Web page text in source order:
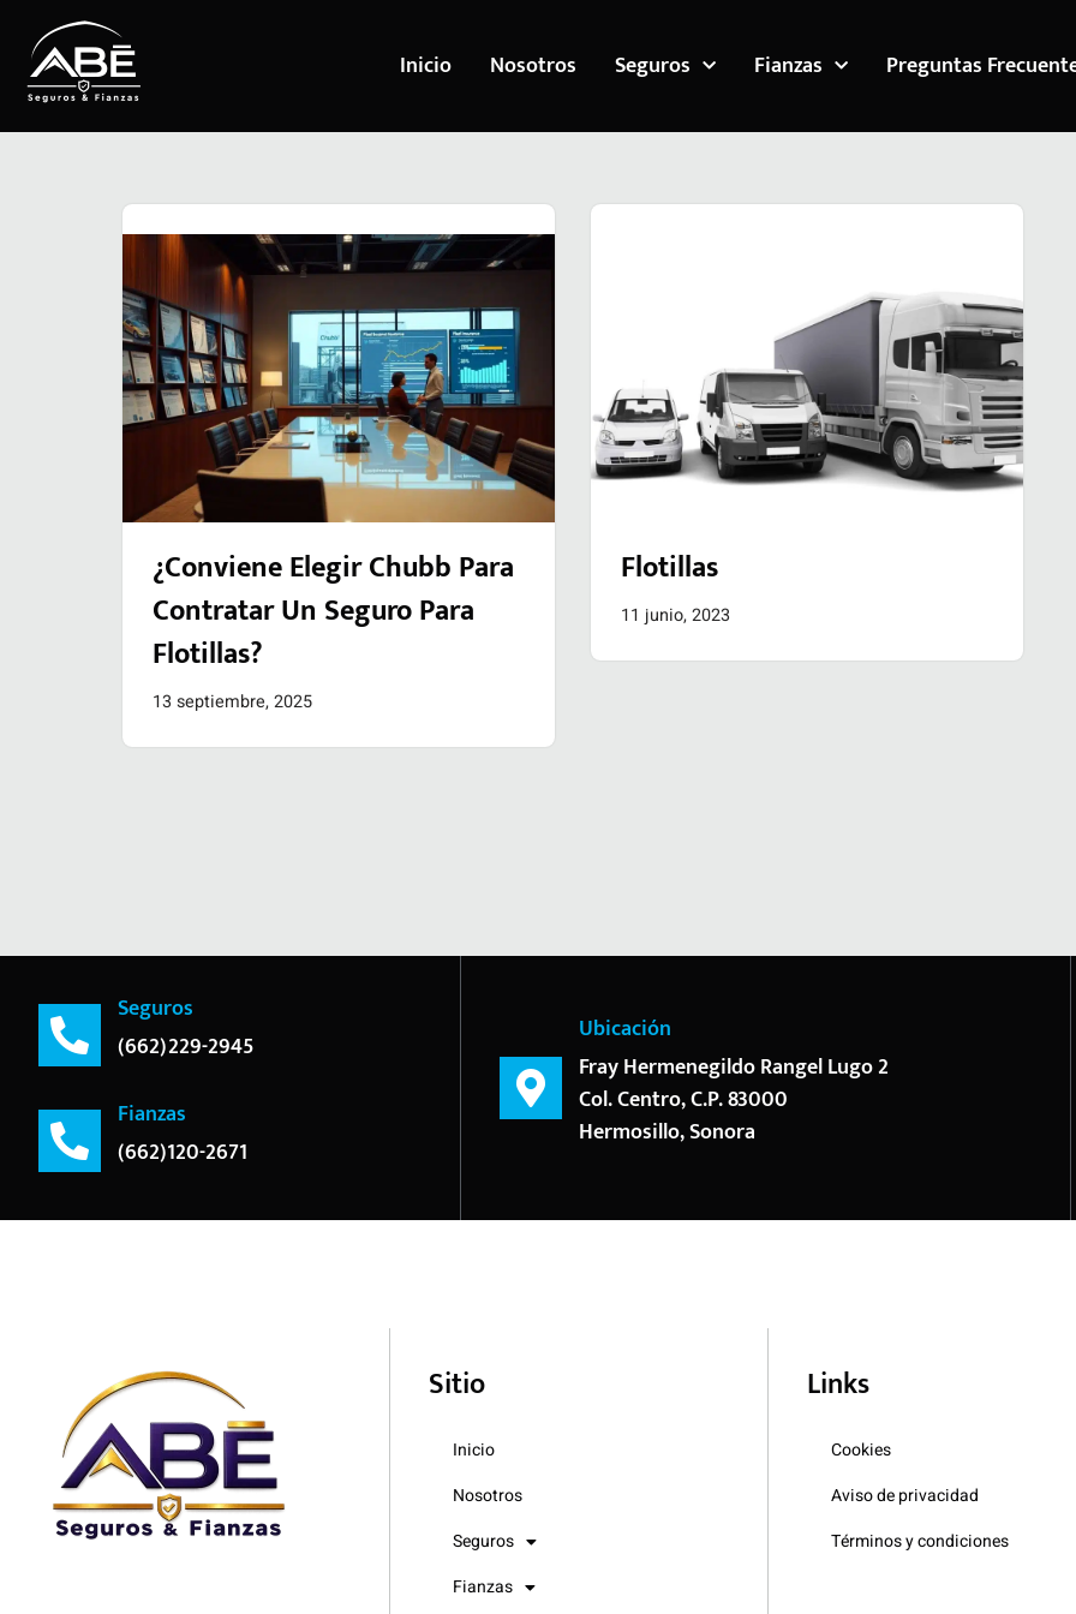
Saltar
al
Inicio Nosotros Seguros Fianzas Preguntas
¿Conviene Elegir Chubb Para
Contratar Un Seguro Para
Flotillas?
13 septiembre, 2025
Flotillas
11 junio, 2023
Seguros
(662)229-2945
Fianzas
(662)120-2671
Ubicación
Fray Hermenegildo Rangel Lugo 2
Col. Centro, C.P. 83000
Hermosillo, Sonora
Sitio
Inicio
Nosotros
Seguros
Fianzas
Links
Cookies
Aviso de privacidad
Términos y condiciones